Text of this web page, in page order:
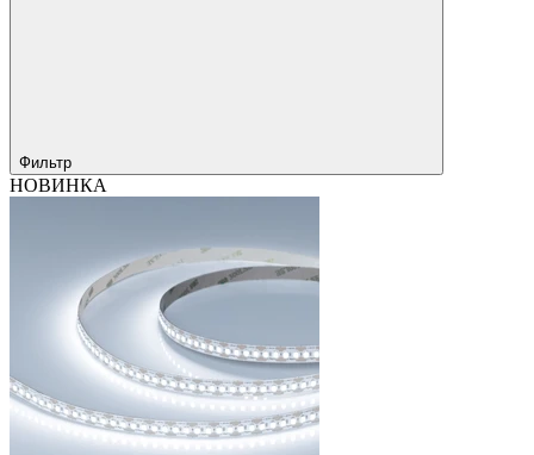
Фильтр
НОВИНКА